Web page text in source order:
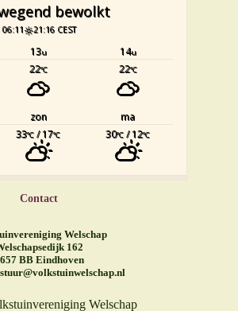
bewolkt
06:11 21:16 CEST
13u 14u
22°C 22°C
zon
ma
33°C / 17°C 30°C / 12°C
Contact
Welschap
162
BB Eindhoven
Welschap